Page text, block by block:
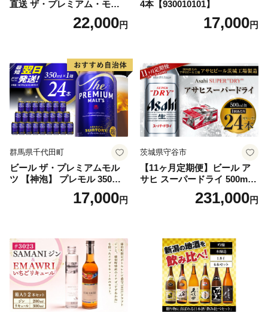
直送 ザ・プレミアム・モル
ツ 350ml×24本 プレモル [149
22,000円
4本【930010101】
17,000円
群馬県千代田町
ビール ザ・プレミアムモル
ツ 【神泡】 プレモル 350ml
× 24本 サントリー〈天然水の
ビール工場〉群馬※沖縄・離
17,000円
茨城県守谷市
【11ヶ月定期便】ビール ア
サヒ スーパードライ 500ml 2
4本 1ケース×11ヶ月 | アサヒ
ビール 究極の辛口 酒 お酒 ア
uper dry 11回 缶ビール 缶 ギ
フト 内祝い 茨城県守谷市 送
料無料
231,000円